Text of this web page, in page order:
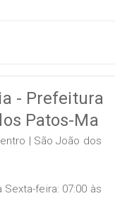
- Prefeitura
Patos-Ma
| São João dos
feira: 07:00 às